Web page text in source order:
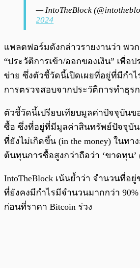
— IntoTheBlock
2024
แพลตฟอร์มดังกล่าวรายงานว่า พว
“ประวัติการเข้า/ออกของเงิน” เพื่อ
ข่าย ซึ่งตัวชี้วัดนี้เปิดเผยที่อยู่ที่มีกำ
การตรวจสอบจากประวัติการทำธุร
ตัวชี้วัดนี้เปรียบเทียบมูลค่าปัจจุบัน
ซื้อ ซึ่งที่อยู่ที่มีมูลค่าสินทรัพย์ปัจจุบัน
ที่ยังไม่เกิดขึ้น (in the money) ในท
ต้นทุนการซื้อสูงกว่าถือว่า ‘ขาดทุน’
IntoTheBlock เน้นย้ำว่า จำนวนที่อ
ที่ยังคงมีกำไรมีจำนวนมากกว่า
ก่อนที่ราคา Bitcoin ร่วง